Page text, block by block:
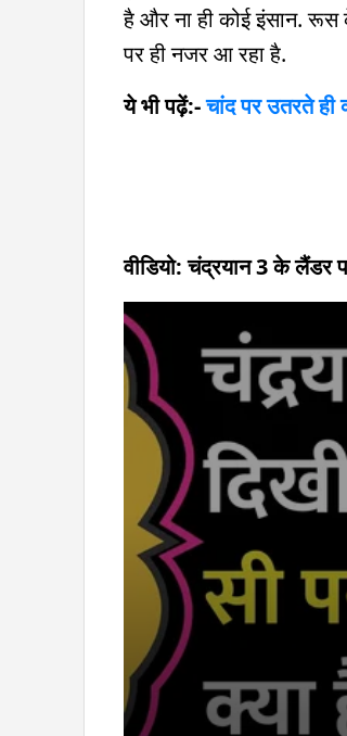
है और ना ही कोई इंसान. रूस
पर ही नजर आ रहा है.
ये भी पढ़ें:-चांद पर उतरते ही
वीडियो: चंद्रयान 3 के लैंडर